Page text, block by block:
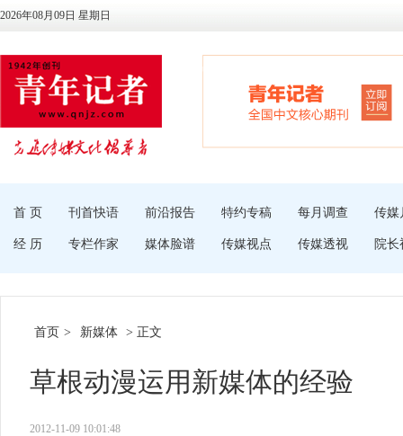
2026年08月09日 星期日
首 页 刊首快语 前沿报告 特约专稿 每月调查 传媒
经 历 专栏作家 媒体脸谱 传媒视点 传媒透视 院长
首页 > 新媒体 > 正文
草根动漫运用新媒体的经验
2012-11-09 10:01:48